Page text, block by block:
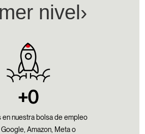
nivel›​
+0
en nuestra bolsa de empleo
Amazon, Meta o